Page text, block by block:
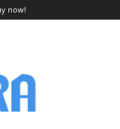
now!